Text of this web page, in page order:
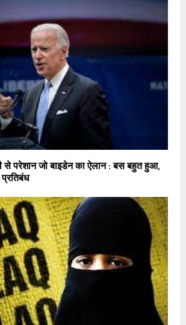
से परेशान जो बाइडेन का ऐलान : बस बहुत हुआ,